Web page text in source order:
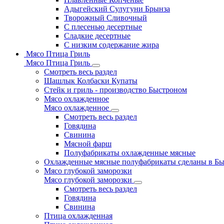
Адыгейский Сулугуни Брынза
Творожный Сливочный
С плесенью десертные
Сладкие десертные
С низким содержание жира
Мясо Птица Гриль
Мясо Птица Гриль
Смотреть весь раздел
Шашлык Колбаски Купаты
Стейк и гриль - производство Быстроном
Мясо охлажденное
Мясо охлажденное
Смотреть весь раздел
Говядина
Свинина
Мясной фарш
Полуфабрикаты охлажденные мясные
Охлажденные мясные полуфабрикаты сделаны в
Мясо глубокой заморозки
Мясо глубокой заморозки
Смотреть весь раздел
Говядина
Свинина
Птица охлажденная